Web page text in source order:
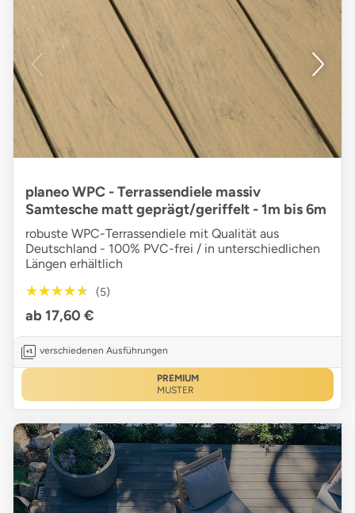
planeo WPC - Terrassendiele massiv
Samtesche matt geprägt/geriffelt - 1m bis 6m
robuste WPC-Terrassendiele mit Qualität aus
Deutschland - 100% PVC-frei / in unterschiedlichen
Längen erhältlich
★★★★★
★★★★★ (5)
ab 17,60 €
verschiedenen Ausführungen
PREMIUM
MUSTER